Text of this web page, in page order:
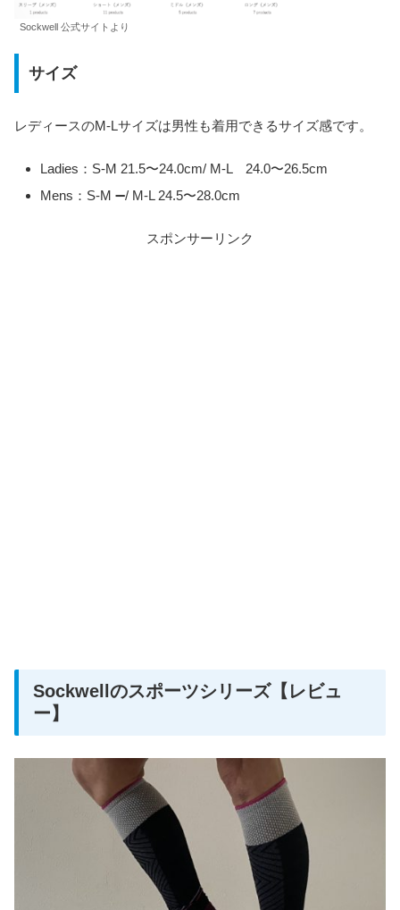
Sockwell 公式サイトより
サイズ
レディースのM-Lサイズは男性も着用できるサイズ感です。
Ladies：S-M 21.5〜24.0cm/ M-L 24.0〜26.5cm
Mens：S-M ➖/ M-L 24.5〜28.0cm
スポンサーリンク
Sockwellのスポーツシリーズ【レビュ
ー】